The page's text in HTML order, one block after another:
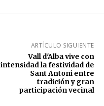
ARTÍCULO SIGUIENTE
Vall d'Alba vive con
intensidad la festividad de
Sant Antoni entre
tradición y gran
participación vecinal